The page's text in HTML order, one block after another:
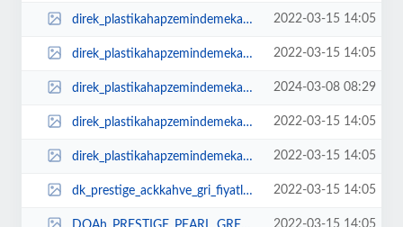
direk_plastikahapzemindemekaplamawoodpvcepoksiwpcdeckingfloorbahefiyatlarpark... 2022-03-15 14:05
direk_plastikahapzemindemekaplamawoodpvcepoksiwpcdeckingfloorbahefiyatlarpark... 2022-03-15 14:05
direk_plastikahapzemindemekaplamawoodpvcepoksiwpcdeckingfloorbahefiyatlarpark... 2024-03-08 08:29
direk_plastikahapzemindemekaplamawoodpvcepoksiwpcdeckingfloorbahefiyatlarpark... 2022-03-15 14:05
direk_plastikahapzemindemekaplamawoodpvcepoksiwpcdeckingfloorbahefiyatlarpark... 2022-03-15 14:05
dk_prestige_ackkahve_gri_fiyatlar_kahve_dek_kompozit_deck_fiyatlar_reticileri... 2022-03-15 14:05
2022-03-15 14:05